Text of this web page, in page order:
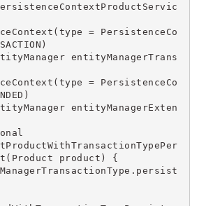
= PersistenceCo
entityManagerTrans
= PersistenceCo
entityManagerExten
product) {